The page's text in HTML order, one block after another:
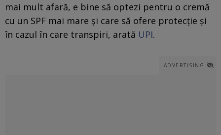
mai mult afară, e bine să optezi pentru o cremă
cu un SPF mai mare și care să ofere protecție și
în cazul în care transpiri, arată UPI.
ADVERTISING